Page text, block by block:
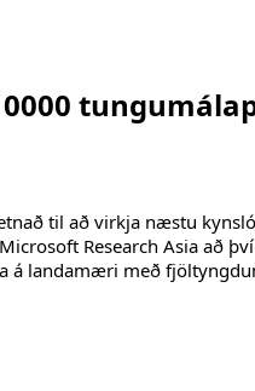
til að virkja næstu
Research Asia að
á landamæri með
og víðar"